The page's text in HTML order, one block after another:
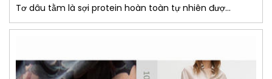
Tơ dâu tằm là sợi protein hoàn toàn tự nhiên đượ...